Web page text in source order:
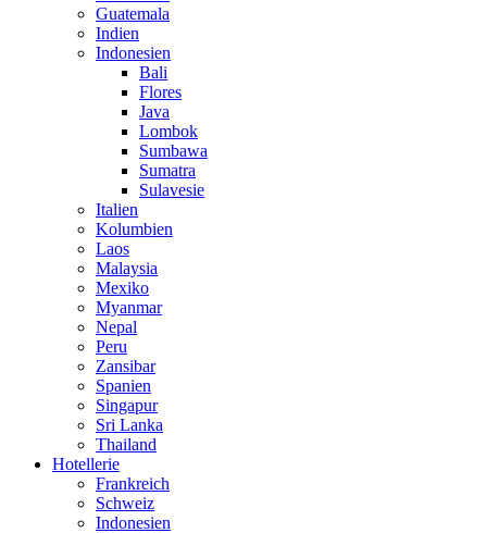
Guatemala
Indien
Indonesien
Bali
Flores
Java
Lombok
Sumbawa
Sumatra
Sulavesie
Italien
Kolumbien
Laos
Malaysia
Mexiko
Myanmar
Nepal
Peru
Zansibar
Spanien
Singapur
Sri Lanka
Thailand
Hotellerie
Frankreich
Schweiz
Indonesien